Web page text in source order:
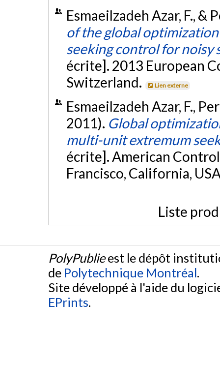
Esmaeilzadeh Azar, F.,
of the global
seeking control for noisy
écrite]. 2013 European
Switzerland.
Lien externe
Esmaeilzadeh Azar, F.,
2011). Global
multi-unit extremum
écrite]. American
Francisco, California,
Liste
PolyPublieest le dépôt
de Polytechnique Montréal.
Site développé à l'aide du
EPrints.